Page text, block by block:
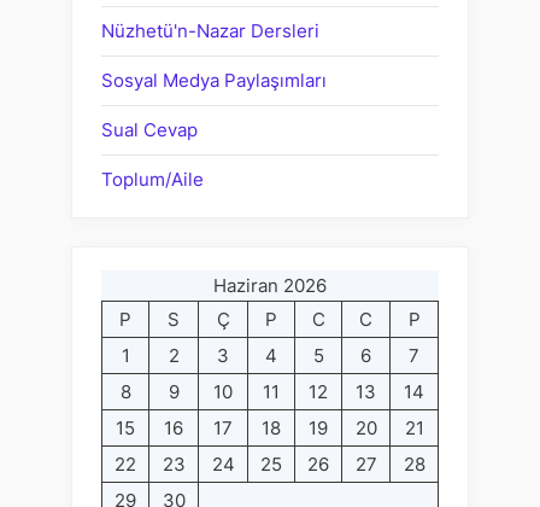
Nüzhetü'n-Nazar Dersleri
Sosyal Medya Paylaşımları
Sual Cevap
Toplum/Aile
Haziran 2026
P
S Ç P C C
P
1
2 3 4 5 6
7
8
9 10 11 12 13
14
15
16 17 18 19 20
21
22
23 24 25 26 27
28
29
30